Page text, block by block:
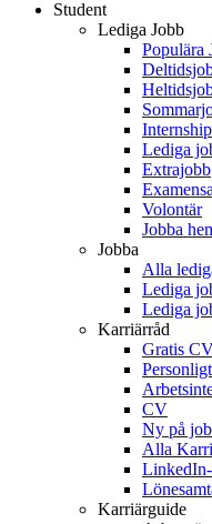
Student
Lediga Jobb
Populära
Internship
Lediga
Extrajobb
Volontär
Jobba
Jobba
Alla
Lediga
Lediga
Karriärråd
Gratis
CV
Ny på
Alla
Karriärguide